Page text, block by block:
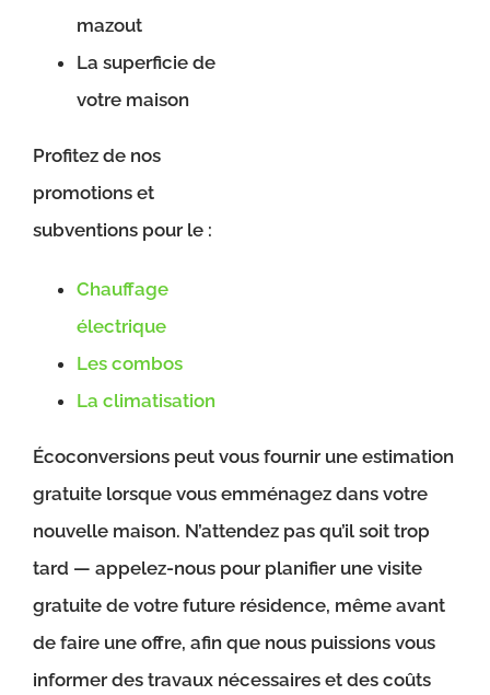
mazout
La superficie de
votre maison
Profitez de nos
promotions et
subventions pour le :
Chauffage
électrique
Les combos
La climatisation
Écoconversions peut vous fournir une estimation
gratuite lorsque vous emménagez dans votre
nouvelle maison. N’attendez pas qu’il soit trop
tard — appelez-nous pour planifier une visite
gratuite de votre future résidence, même avant
de faire une offre, afin que nous puissions vous
informer des travaux nécessaires et des coûts